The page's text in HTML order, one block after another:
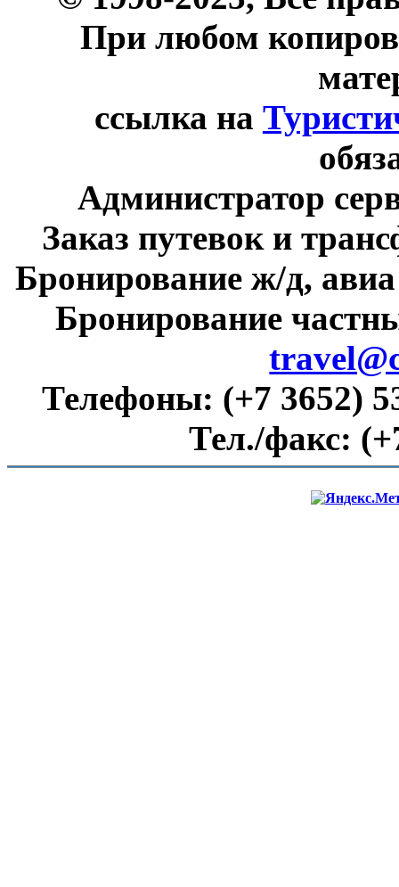
При любом
ссылка на
Администратор
Заказ путевок и
Бронирование ж/д,
Бронирование
Телефоны: (+7 3652)
Тел./факс: